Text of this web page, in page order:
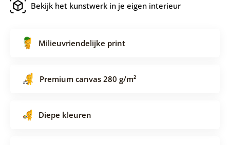
Bekijk het kunstwerk in je eigen interieur
Milieuvriendelijke print
Premium canvas 280 g/m²
Diepe kleuren